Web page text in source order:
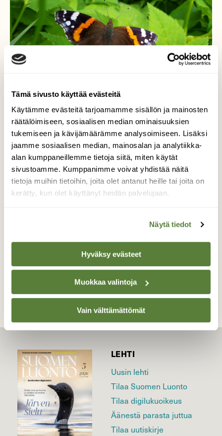
Tämä sivusto käyttää evästeitä
Käytämme evästeitä tarjoamamme sisällön ja mainosten
räätälöimiseen, sosiaalisen median ominaisuuksien
tukemiseen ja kävijämäärämme analysoimiseen. Lisäksi
jaamme sosiaalisen median, mainosalan ja analytiikka-
alan kumppaneillemme tietoja siitä, miten käytät
sivustoamme. Kumppanimme voivat yhdistää näitä
tietoja muihin tietoihin, joita olet antanut heille tai joita on
kerätty, kun olet käyttänyt heidän palvelujaan.
Näytä tiedot
Hyväksy evästeet
Muokkaa valintoja
Vain välttämättömät
Amiraaliperhonen
Amiraaliperhonen Sintsi Rääkkylä
TAKAISIN LISTAAN
LEHTI
Uusin lehti
Tilaa Suomen Luonto
Tilaa digilukuoikeus
Äänestä parasta juttua
Tilaa uutiskirje